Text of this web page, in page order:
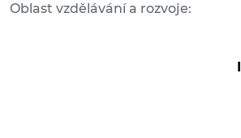
Oblast vzdělávání a rozvoje: